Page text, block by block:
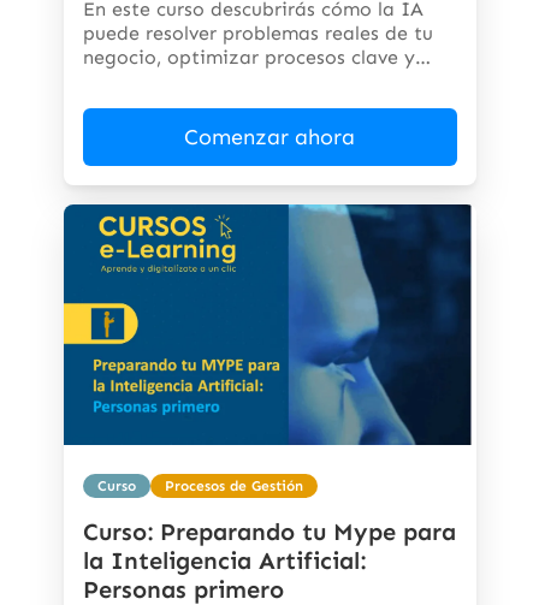
En este curso descubrirás cómo la IA
puede resolver problemas reales de tu
negocio, optimizar procesos clave y
Comenzar ahora
Curso Procesos de Gestión
Curso: Preparando tu Mype para
la Inteligencia Artificial:
Personas primero